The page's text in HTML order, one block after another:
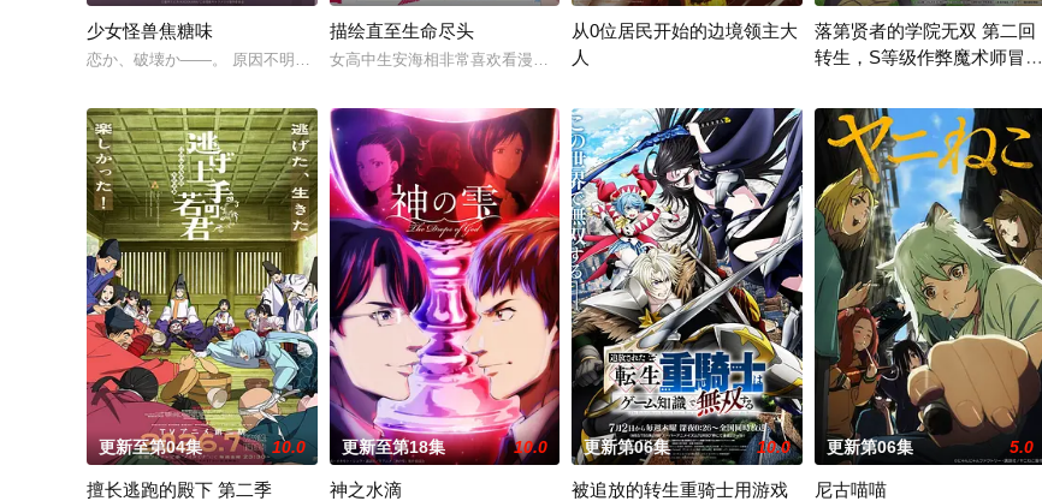
少女怪兽焦糖味
恋か、破壊か――。 原因不明の病に悩まされている女子高生・赤石黒絵（クロエ）。
描绘直至生命尽头
女高中生安海相非常喜欢看漫画，尤其是 ☆野0 的《机器太与狸太》。国文老师手岛斥
从0位居民开始的边境领主大
人
落第贤者的学院无双 第二回
转生，S等级作弊魔术师冒险
更新至第04集 10.0
擅长逃跑的殿下 第二季
更新至第18集 10.0
神之水滴
更新第06集 10.0
被追放的转生重骑士用游戏
更新第06集 5.0
尼古喵喵